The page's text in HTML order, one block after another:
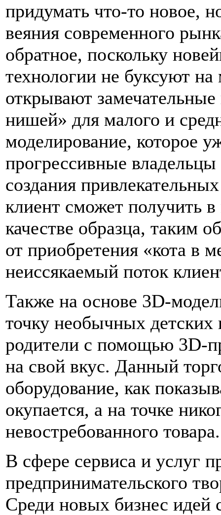
придумать что-то новое,
веяния современного
обратное, поскольку
технологии не буксуют на
открывают
нишей» для малого и
моделирование, которое
прогрессивные
создания
клиент сможет получить
качестве образца, таким
от приобретения «кота в
неиссякаемый поток
Также на основе 3D-
точку необычных детских
родители с помощью 3D-
на свой вкус. Данный
оборудование, как
окупается, а на точке
невостребованного товара.
В сфере сервиса и услуг
предпринимательского
Среди новых бизнес идей